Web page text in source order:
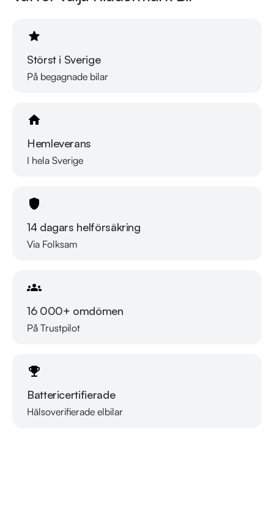
Störst i Sverige
På begagnade bilar
Hemleverans
I hela Sverige
14 dagars helförsäkring
Via Folksam
16 000+ omdömen
På Trustpilot
Battericertifierade
Hälsoverifierade elbilar
Läs mer om oss